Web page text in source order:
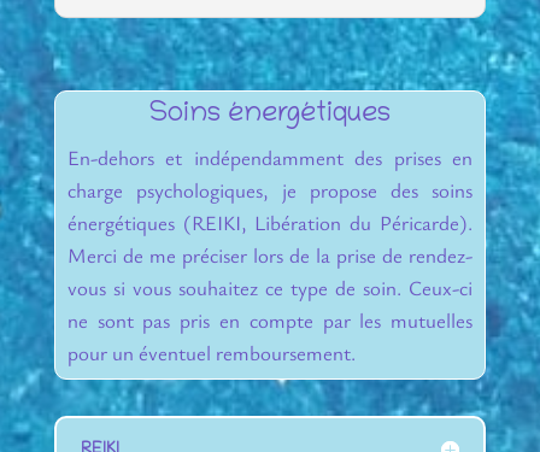
Soins énergétiques
En-dehors et indépendamment des prises en
charge psychologiques, je propose des soins
énergétiques (REIKI, Libération du Péricarde).
Merci de me préciser lors de la prise de rendez-
vous si vous souhaitez ce type de soin. Ceux-ci
ne sont pas pris en compte par les mutuelles
pour un éventuel remboursement.